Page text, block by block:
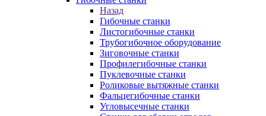
Назад
Гибочные станки
Листогибочные станки
Трубогибочное оборудование
Зиговочные станки
Профилегибочные станки
Пуклевочные станки
Роликовые вытяжные станки
Фальцегибочные станки
Угловысечные станки